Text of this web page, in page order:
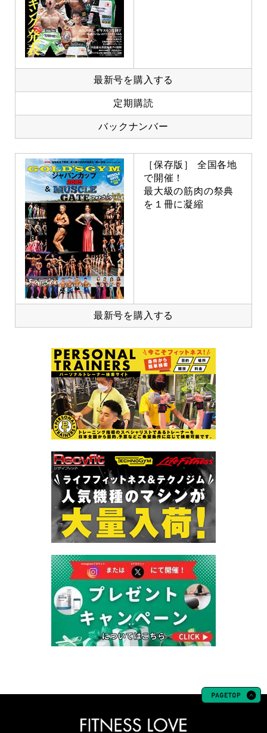
最新号を購入する
定期購読
バックナンバー
［保存版］ 全国各地
で開催！
最大級の筋肉の祭典
を１冊に凝縮
最新号を購入する